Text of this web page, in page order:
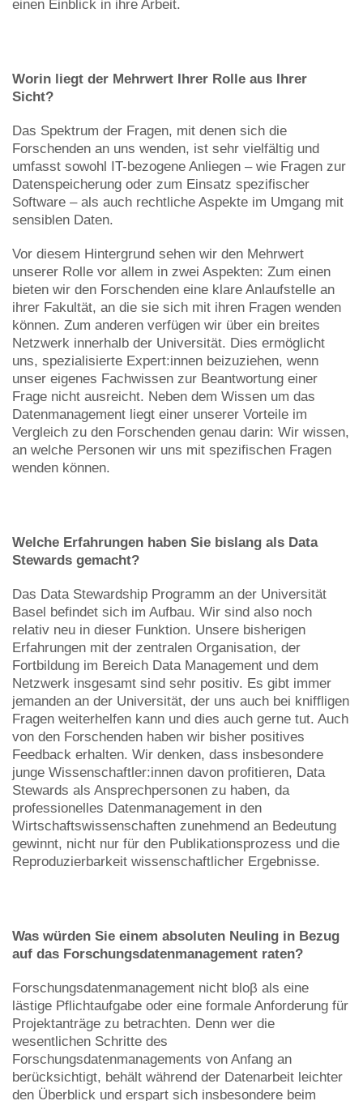
einen Einblick in ihre Arbeit.
Worin liegt der Mehrwert Ihrer Rolle aus Ihrer
Sicht?
Das Spektrum der Fragen, mit denen sich die
Forschenden an uns wenden, ist sehr vielfältig und
umfasst sowohl IT-bezogene Anliegen – wie Fragen zur
Datenspeicherung oder zum Einsatz spezifischer
Software – als auch rechtliche Aspekte im Umgang mit
sensiblen Daten.
Vor diesem Hintergrund sehen wir den Mehrwert
unserer Rolle vor allem in zwei Aspekten: Zum einen
bieten wir den Forschenden eine klare Anlaufstelle an
ihrer Fakultät, an die sie sich mit ihren Fragen wenden
können. Zum anderen verfügen wir über ein breites
Netzwerk innerhalb der Universität. Dies ermöglicht
uns, spezialisierte Expert:innen beizuziehen, wenn
unser eigenes Fachwissen zur Beantwortung einer
Frage nicht ausreicht. Neben dem Wissen um das
Datenmanagement liegt einer unserer Vorteile im
Vergleich zu den Forschenden genau darin: Wir wissen,
an welche Personen wir uns mit spezifischen Fragen
wenden können.
Welche Erfahrungen haben Sie bislang als Data
Stewards gemacht?
Das Data Stewardship Programm an der Universität
Basel befindet sich im Aufbau. Wir sind also noch
relativ neu in dieser Funktion. Unsere bisherigen
Erfahrungen mit der zentralen Organisation, der
Fortbildung im Bereich Data Management und dem
Netzwerk insgesamt sind sehr positiv. Es gibt immer
jemanden an der Universität, der uns auch bei kniffligen
Fragen weiterhelfen kann und dies auch gerne tut. Auch
von den Forschenden haben wir bisher positives
Feedback erhalten. Wir denken, dass insbesondere
junge Wissenschaftler:innen davon profitieren, Data
Stewards als Ansprechpersonen zu haben, da
professionelles Datenmanagement in den
Wirtschaftswissenschaften zunehmend an Bedeutung
gewinnt, nicht nur für den Publikationsprozess und die
Reproduzierbarkeit wissenschaftlicher Ergebnisse.
Was würden Sie einem absoluten Neuling in Bezug
auf das Forschungsdatenmanagement raten?
Forschungsdatenmanagement nicht bloβ als eine
lästige Pflichtaufgabe oder eine formale Anforderung für
Projektanträge zu betrachten. Denn wer die
wesentlichen Schritte des
Forschungsdatenmanagements von Anfang an
berücksichtigt, behält während der Datenarbeit leichter
den Überblick und erspart sich insbesondere beim